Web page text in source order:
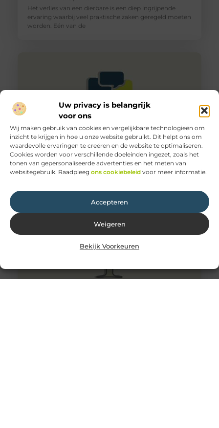
Uw privacy is belangrijk
voor ons
Wij maken gebruik van cookies en vergelijkbare technologieën om
inzicht te krijgen in hoe u onze website gebruikt. Dit helpt ons om
waardevolle ervaringen te creëren en de website te optimaliseren.
Cookies worden voor verschillende doeleinden ingezet, zoals het
tonen van gepersonaliseerde advertenties en het meten van
websitegebruik. Raadpleeg ons cookiebeleid voor meer informatie.
Accepteren
Weigeren
Bekijk Voorkeuren
Het verlies van een dierbare is een diep ingrijpende
ervaring waarbij veel praktische zaken geregeld moeten
worden. Eén van de
Financieel Adviseur in Eindhoven: Waar Moet U Op
Letten?
Het vinden van de juiste financieel adviseur is een
stabiliteit. Bent u in Eindhoven